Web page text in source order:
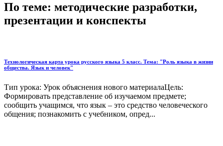
По теме: методические разработки,
презентации и конспекты
Технологическая карта урока русского языка 5 класс. Тема: "Роль языка в жизни
общества. Язык и человек"
Тип урока: Урок объяснения нового материалаЦель:
Формировать представление об изучаемом предмете;
сообщить учащимся, что язык – это средство человеческого
общения; познакомить с учебником, опред...